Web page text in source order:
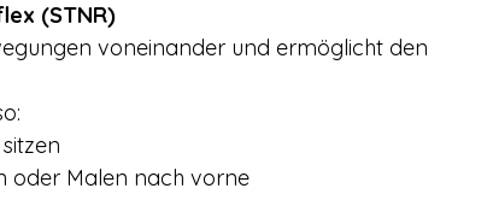
(STNR)
voneinander und ermöglicht den
oder Malen nach vorne